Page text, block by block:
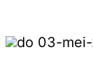
do 03-